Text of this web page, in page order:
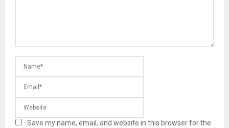
Save my name, email, and website in this browser for the